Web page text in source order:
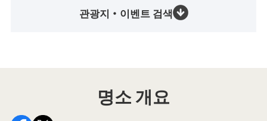
관광지・이벤트 검색
명소 개요